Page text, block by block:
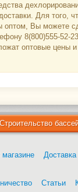
Для того,
оптом, Вы можете
8(800)555-52-
оптовые цены
Строительство
Доставка
Статьи